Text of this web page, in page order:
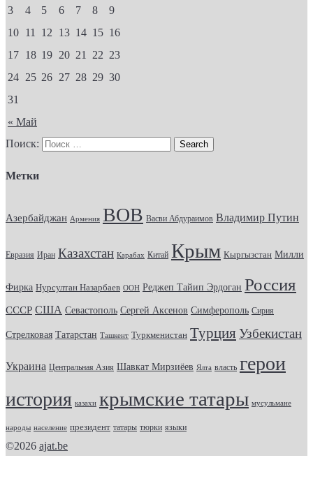
« Май
3
4 5 6 7 8
9
10 11 12 13 14 15 16
17 18 19 20 21 22 23
24 25 26 27 28 29 30
31
Поиск:
Метки
Азербайджан Армения ВОВ Васви Абдураимов Владимир Путин
Евразия Иран Казахстан Карабах Китай Крым Кыргызстан Милли
Фирка Нурсултан Назарбаев ООН Реджеп Тайип Эрдоган Россия
СССР США Севастополь Сергей Аксенов Симферополь Сирия
Стрелковая Татарстан Ташкент Туркменистан Турция Узбекистан
Украина Центральная Азия Шавкат Мирзиёев Ялта власть герои
история казахи крымские татары мусульмане
народы население президент татары тюрки языки
©2026 ajat.be